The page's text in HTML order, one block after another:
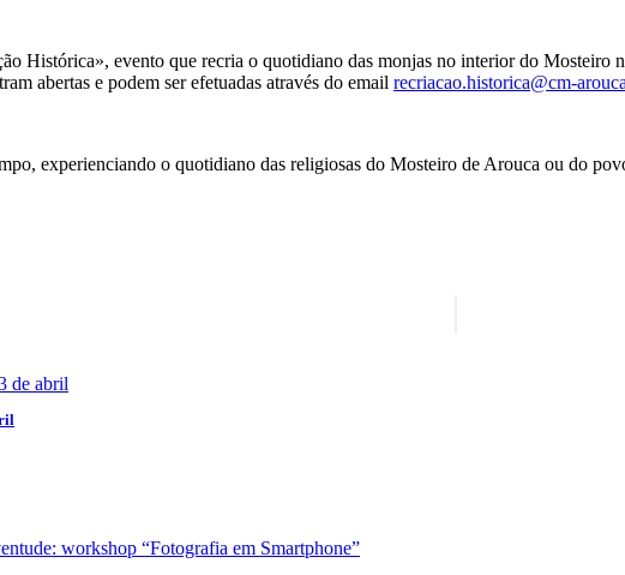
Histórica», evento que recria o quotidiano das monjas no interior do Mosteiro
abertas e podem ser efetuadas através do email recriacao.historica@cm-
experienciando o quotidiano das religiosas do Mosteiro de Arouca ou do